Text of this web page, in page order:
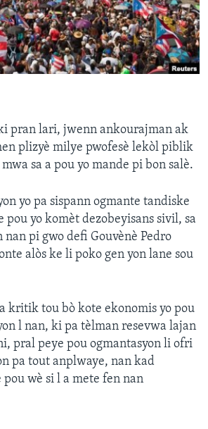
pran lari, jwenn ankourajman ak
plizyè milye pwofesè lekòl piblik
sa a pou yo mande pi bon salè.
yo pa sispann ogmante tandiske
pou yo komèt dezobeyisans sivil, sa
pi gwo defi Gouvènè Pedro
alòs ke li poko gen yon lane sou
kritik tou bò kote ekonomis yo pou
l nan, ki pa tèlman resevwa lajan
pral peye pou ogmantasyon li ofri
pa tout anplwaye, nan kad
wè si l a mete fen nan